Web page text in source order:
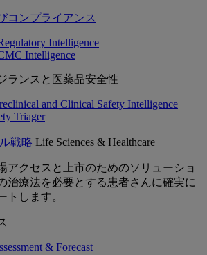
コンプライアンス
Intelligence
Intelligence
ランスと医薬品安全性
and Clinical Safety Intelligence
Triager
戦略 Life Sciences & Healthcare
アクセスと上市のためのソリューショ
治療法を必要とする患者さんに確実に
トします。
& Forecast